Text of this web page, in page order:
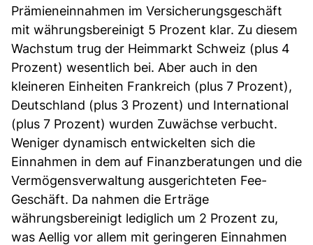
Prämieneinnahmen im Versicherungsgeschäft
mit währungsbereinigt 5 Prozent klar. Zu diesem
Wachstum trug der Heimmarkt Schweiz (plus 4
Prozent) wesentlich bei. Aber auch in den
kleineren Einheiten Frankreich (plus 7 Prozent),
Deutschland (plus 3 Prozent) und International
(plus 7 Prozent) wurden Zuwächse verbucht.
Weniger dynamisch entwickelten sich die
Einnahmen in dem auf Finanzberatungen und die
Vermögensverwaltung ausgerichteten Fee-
Geschäft. Da nahmen die Erträge
währungsbereinigt lediglich um 2 Prozent zu,
was Aellig vor allem mit geringeren Einnahmen